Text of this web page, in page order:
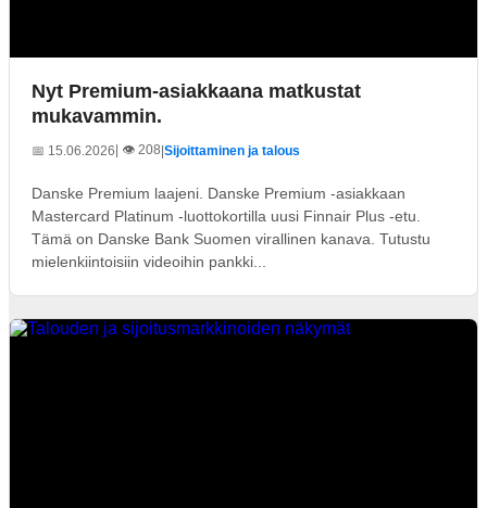
Nyt Premium-asiakkaana matkustat
mukavammin.
📅 15.06.2026| 👁️ 208 Sijoittaminen ja talous
Danske Premium laajeni. Danske Premium -asiakkaan
Mastercard Platinum -luottokortilla uusi Finnair Plus -etu.
Tämä on Danske Bank Suomen virallinen kanava. Tutustu
mielenkiintoisiin videoihin pankki...